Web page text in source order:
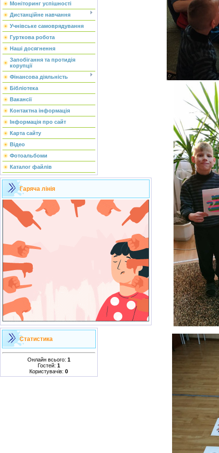
Моніторинг успішності
Дистанційне навчання
Учнівське самоврядування
Гурткова робота
Наші досягнення
Запобігання та протидія
корупції
Фінансова діяльність
Бібліотека
Вакансії
Контактна інформація
Інформація про сайт
Карта сайту
Відео
Фотоальбоми
Каталог файлів
Гаряча лінія
Статистика
Онлайн всього: 1
Гостей: 1
Користувачів:0